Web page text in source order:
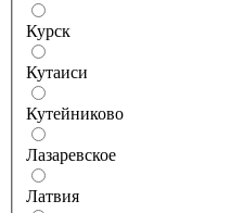
Курск
Кутаиси
Кутейниково
Лазаревское
Латвия